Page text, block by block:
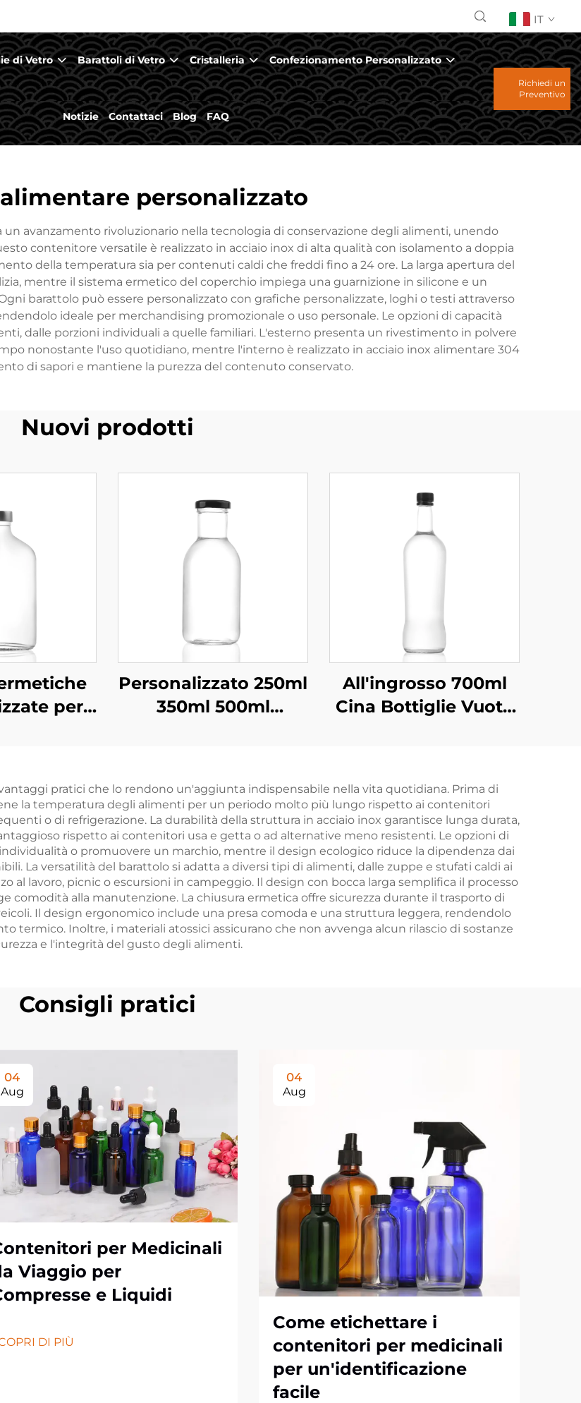
IT
di Vetro Barattoli di Vetro Cristalleria Confezionamento Personalizzato
Notizie Contattaci Blog FAQ
Richiedi un
Preventivo
personalizzato
avanzamento rivoluzionario nella tecnologia di conservazione degli alimenti, unendo
contenitore versatile è realizzato in acciaio inox di alta qualità con isolamento a doppia
della temperatura sia per contenuti caldi che freddi fino a 24 ore. La larga apertura del
mentre il sistema ermetico del coperchio impiega una guarnizione in silicone e un
barattolo può essere personalizzato con grafiche personalizzate, loghi o testi attraverso
ideale per merchandising promozionale o uso personale. Le opzioni di capacità
dalle porzioni individuali a quelle familiari. L'esterno presenta un rivestimento in polvere
nonostante l'uso quotidiano, mentre l'interno è realizzato in acciaio inox alimentare 304
di sapori e mantiene la purezza del contenuto conservato.
Nuovi prodotti
per
Personalizzato 250ml
350ml 500ml
All'ingrosso 700ml
Cina Bottiglie Vuote
pratici che lo rendono un'aggiunta indispensabile nella vita quotidiana. Prima di
la temperatura degli alimenti per un periodo molto più lungo rispetto ai contenitori
o di refrigerazione. La durabilità della struttura in acciaio inox garantisce lunga durata,
rispetto ai contenitori usa e getta o ad alternative meno resistenti. Le opzioni di
o promuovere un marchio, mentre il design ecologico riduce la dipendenza dai
La versatilità del barattolo si adatta a diversi tipi di alimenti, dalle zuppe e stufati caldi ai
al lavoro, picnic o escursioni in campeggio. Il design con bocca larga semplifica il processo
comodità alla manutenzione. La chiusura ermetica offre sicurezza durante il trasporto di
Il design ergonomico include una presa comoda e una struttura leggera, rendendolo
termico. Inoltre, i materiali atossici assicurano che non avvenga alcun rilascio di sostanze
e l'integrità del gusto degli alimenti.
Consigli pratici
04
Aug
per Medicinali
Viaggio per
e Liquidi
DI PIÙ
04
Aug
Come etichettare i
contenitori per medicinali
per un'identificazione
facile